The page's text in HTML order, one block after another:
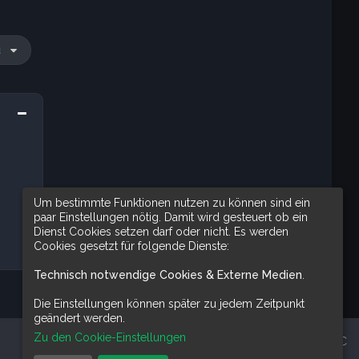
UTC
Um bestimmte Funktionen nutzen zu können sind ein
paar Einstellungen nötig. Damit wird gesteuert ob ein
Dienst Cookies setzen darf oder nicht. Es werden
Cookies gesetzt für folgende Dienste:
Technisch notwendige Cookies & Externe Medien
Die Einstellungen können später zu jedem Zeitpunkt
geändert werden.
Zu den Cookie-Einstellungen